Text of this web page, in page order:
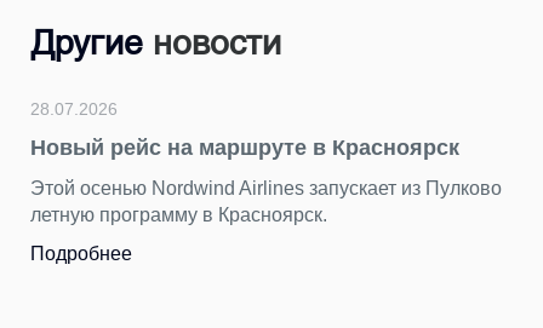
Другие новости
28.07.2026
Новый рейс на маршруте в Красноярск
Этой осенью Nordwind Airlines запускает из Пулково
летную программу в Красноярск.
Подробнее